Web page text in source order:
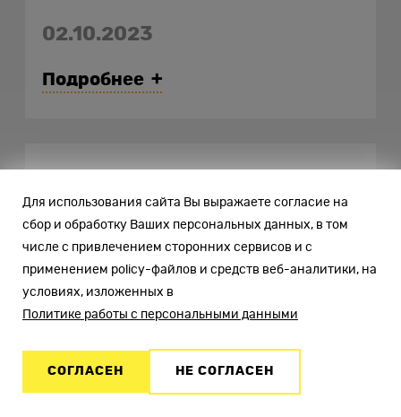
02.10.2023
Подробнее
Яндекс.Метрика: что
выбрать
09.10.2023
Подробнее
Для использования сайта Вы выражаете согласие на
сбор и обработку Ваших персональных данных, в том
числе с привлечением сторонних сервисов и с
применением policy-файлов и средств веб-аналитики, на
условиях, изложенных в
Политике работы с персональными данными
СОГЛАСЕН НЕ СОГЛАСЕН